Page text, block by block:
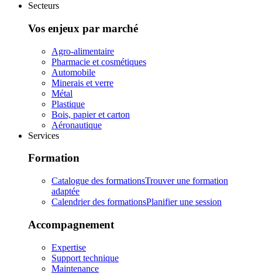
Secteurs
Vos enjeux par marché
Agro-alimentaire
Pharmacie et cosmétiques
Automobile
Minerais et verre
Métal
Plastique
Bois, papier et carton
Aéronautique
Services
Formation
Catalogue des formationsTrouver une formation
adaptée
Calendrier des formationsPlanifier une session
Accompagnement
Expertise
Support technique
Maintenance